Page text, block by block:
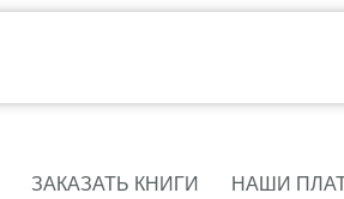
ЗАКАЗАТЬ КНИГИ НАШИ